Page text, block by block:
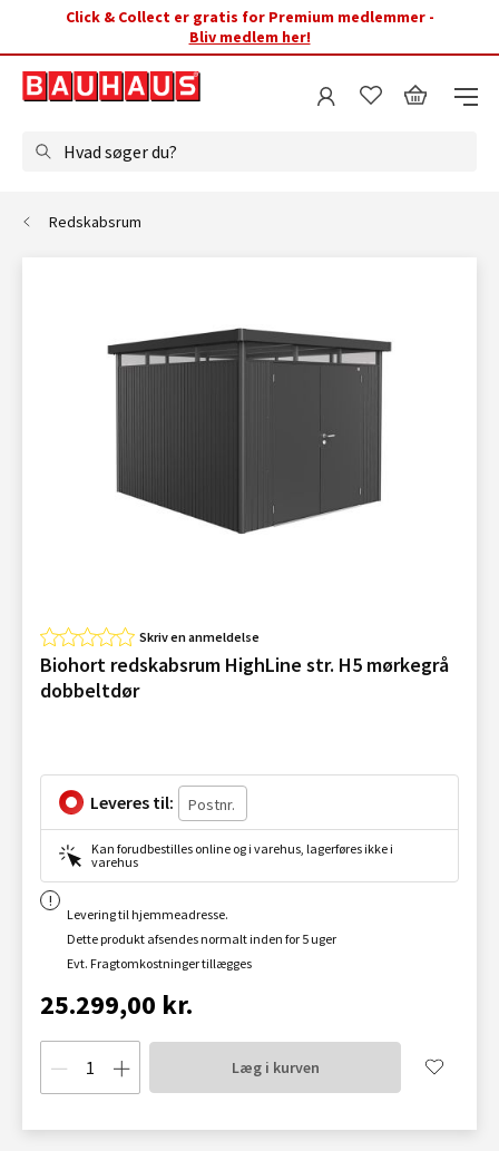
Click & Collect er gratis for Premium medlemmer -
Bliv medlem her!
Hvad søger du?
Redskabsrum
Skriv en anmeldelse
Biohort redskabsrum HighLine str. H5 mørkegrå
dobbeltdør
Leveres til:
Kan forudbestilles online og i varehus, lagerføres ikke i
varehus
Levering til hjemmeadresse.
Dette produkt afsendes normalt inden for 5 uger
Evt. Fragtomkostninger tillægges
25.299,00 kr.
Læg i kurven